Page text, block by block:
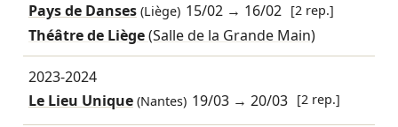
Pays de Danses(Liège) 15/02 → 16/02 [2 rep.]
Théâtre de Liège(Salle de la Grande Main)
2023-2024
Le Lieu Unique(Nantes) 19/03 →20/03 [2 rep.]